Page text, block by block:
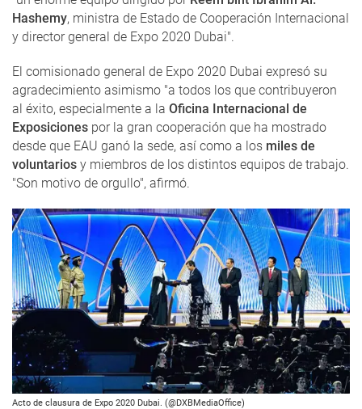
Hashemy, ministra de Estado de Cooperación Internacional
y director general de Expo 2020 Dubai".
El comisionado general de Expo 2020 Dubai expresó su
agradecimiento asimismo "a todos los que contribuyeron
al éxito, especialmente a la Oficina Internacional de
Exposiciones por la gran cooperación que ha mostrado
desde que EAU ganó la sede, así como a los miles de
voluntarios y miembros de los distintos equipos de trabajo.
"Son motivo de orgullo", afirmó.
Acto de clausura de Expo 2020 Dubai. (@DXBMediaOffice)